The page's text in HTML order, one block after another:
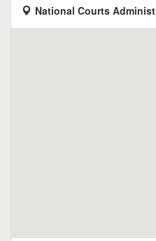
National Courts